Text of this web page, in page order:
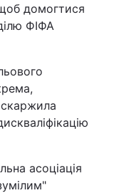
домогтися
ФІФА
асоціація